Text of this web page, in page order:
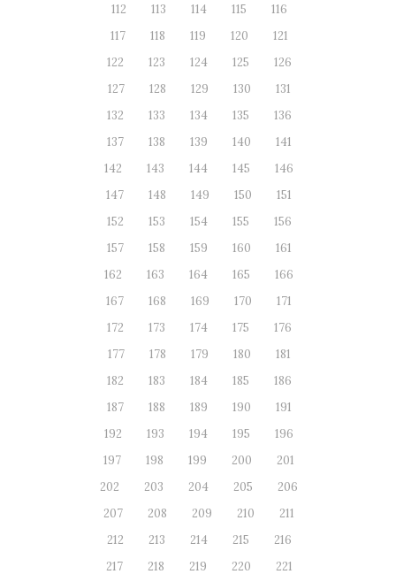
112
113 114 115
116
117
118 119 120
121
122
123 124 125
126
127
128 129 130
131
132
133 134 135
136
137
138 139 140
141
142
143 144 145
146
147
148 149 150
151
152
153 154 155
156
157
158 159 160
161
162
163 164 165
166
167
168 169 170
171
172
173 174 175
176
177
178 179 180
181
182
183 184 185
186
187
188 189 190
191
192
193 194 195
196
197
198 199 200
201
202
203 204 205
206
207
208 209 210
211
212
213 214 215
216
217
218 219 220
221